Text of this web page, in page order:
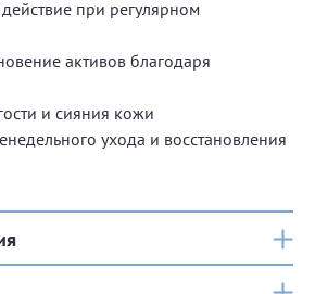
при регулярном
активов благодаря
и сияния кожи
ухода и восстановления